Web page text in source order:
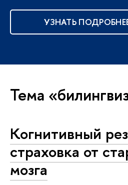
УЗНАТЬ
Тема
Когнитивный
страховка от
мозга